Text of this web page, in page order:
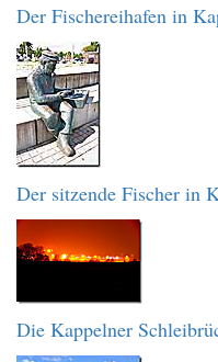
Der Fischereihafen in
Der sitzende Fischer in
Die Kappelner